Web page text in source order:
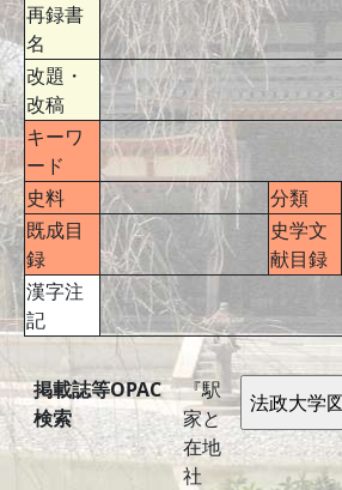
再録書
名
改題・
改稿
キーワ
ード
史料
分類
既成目
録
史学文
献目録
漢字注
記
掲載誌等OPAC
検索
『駅
家と
在地
社